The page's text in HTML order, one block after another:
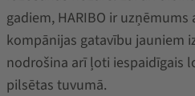
gadiem, HARIBO ir
kompānijas gatavību jauniem
nodrošina arī ļoti iespaidīgais
pilsētas tuvumā.